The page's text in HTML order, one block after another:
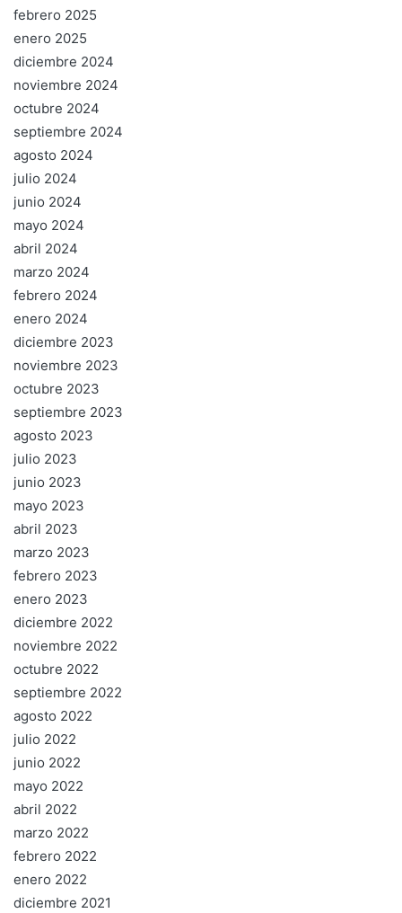
febrero 2025
enero 2025
diciembre 2024
noviembre 2024
octubre 2024
septiembre 2024
agosto 2024
julio 2024
junio 2024
mayo 2024
abril 2024
marzo 2024
febrero 2024
enero 2024
diciembre 2023
noviembre 2023
octubre 2023
septiembre 2023
agosto 2023
julio 2023
junio 2023
mayo 2023
abril 2023
marzo 2023
febrero 2023
enero 2023
diciembre 2022
noviembre 2022
octubre 2022
septiembre 2022
agosto 2022
julio 2022
junio 2022
mayo 2022
abril 2022
marzo 2022
febrero 2022
enero 2022
diciembre 2021